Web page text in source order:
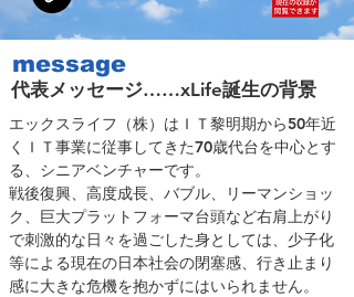
message
代表メッセージ……xLife誕生の背景
エックスライフ（株）はＩＴ黎明期から50年近
くＩＴ事業に従事してきた70歳代台を中心とす
る、シニアベンチャーです。
戦後復興、高度成長、バブル、リーマンショッ
ク、巨大プラットフォーマ台頭など右肩上がり
で刺激的な日々を過ごした身としては、少子化
等による現在の日本社会の閉塞感、行き止まり
感に大きな危機を抱かずにはいられません。